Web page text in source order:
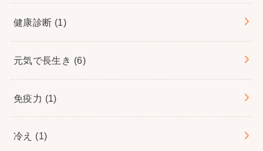
健康診断 (1)
元気で長生き (6)
免疫力 (1)
冷え (1)